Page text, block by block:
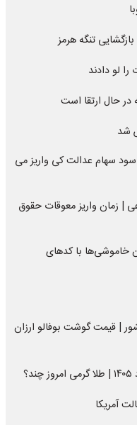
تنگه هرمز
لو دادند
حال ارتقا است
شد
سهام عدالت کی واریز می
| زمان واریز معوقات حقوق
خاموشی‌ها با کدهای
| قیمت گوشت بوفالو ارزان